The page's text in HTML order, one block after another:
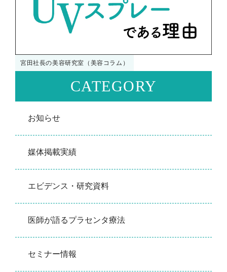
CATEGORY
お知らせ
媒体掲載実績
エビデンス・研究資料
医師が語るプラセンタ療法
セミナー情報
宮田社長の美容研究室（美容コラム）